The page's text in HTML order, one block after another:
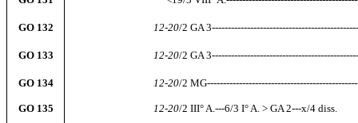
GO 132 12-20/2 GA
GO 133 12-20/2 GA
GO 134 12-20/2
GO 135 12-20/2 III° A.---6/3 I° A. > GA 2---x/4 diss.